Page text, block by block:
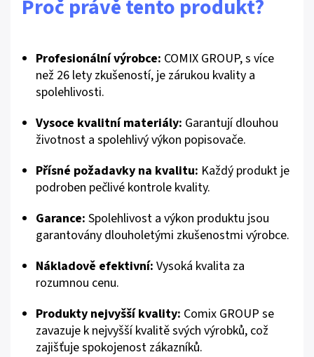
Proč právě tento produkt?
Profesionální výrobce: COMIX GROUP, s více
než 26 lety zkušeností, je zárukou kvality a
spolehlivosti.
Vysoce kvalitní materiály: Garantují dlouhou
životnost a spolehlivý výkon popisovače.
Přísné požadavky na kvalitu: Každý produkt je
podroben pečlivé kontrole kvality.
Garance: Spolehlivost a výkon produktu jsou
garantovány dlouholetými zkušenostmi výrobce.
Nákladově efektivní: Vysoká kvalita za
rozumnou cenu.
Produkty nejvyšší kvality: Comix GROUP se
zavazuje k nejvyšší kvalitě svých výrobků, což
zajišťuje spokojenost zákazníků.